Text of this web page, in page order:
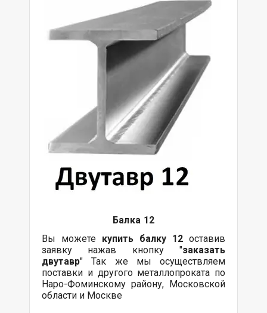
Балка 12
Вы можете купить балку 12 оставив
заявку нажав кнопку "заказать
двутавр" Так же мы осуществляем
поставки и другого металлопроката по
Наро-Фоминскому району, Московской
области и Москве